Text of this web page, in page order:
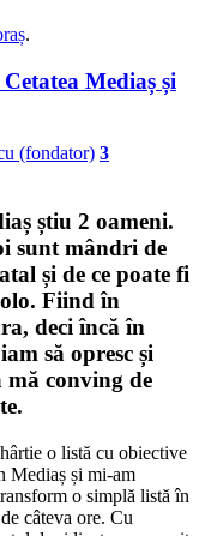
.
Mediaș și
(fondator) 3
știu 2 oameni.
sunt mândri de
și de ce poate fi
Fiind în
deci încă în
să opresc și
mă conving de
o listă cu obiective
Mediaș și mi-am
o simplă listă în
câteva ore. Cu